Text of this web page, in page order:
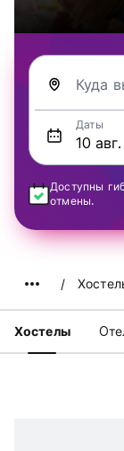
Куда
Даты
Доступны
отмены.
Хостелы